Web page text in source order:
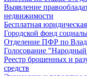
Выявление
недвижимости
Бесплатная
Городской фонд
Отделение ПФР по
Голосование
Реестр брошенных и
средств